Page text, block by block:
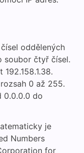
oddělených
soubor čtyř čísel.
0 až 255.
0.0.0.0 do
je
Numbers
for